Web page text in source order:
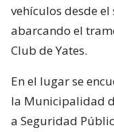
vehículos desde el
abarcando el
Club de Yates.
En el lugar se
la Municipalidad
a Seguridad